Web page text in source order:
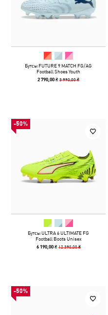
Бутсы FUTURE 9 MATCH FG/AG
Football Shoes Youth
2 790,00 ₴3 990,00 ₴
-50%
Бутсы ULTRA 6 ULTIMATE FG
Football Boots Unisex
6 190,00 ₴ 12 390,00 ₴
-50%